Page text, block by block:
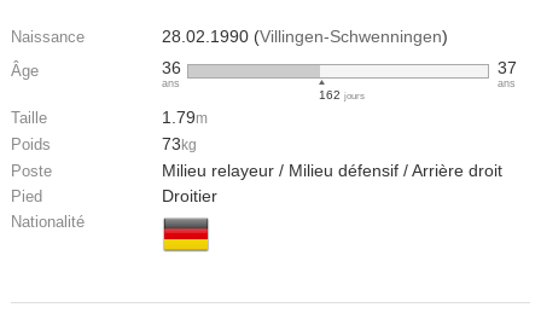
Naissance 28.02.1990 (Villingen-Schwenningen)
Âge 36
ans
162 jours
37
ans
Taille 1.79m
Poids 73 kg
Poste Milieu relayeur / Milieu défensif / Arrière droit
Pied Droitier
Nationalité